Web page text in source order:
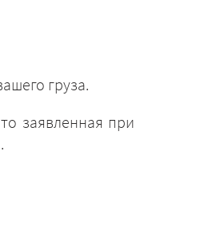
груза.
заявленная при